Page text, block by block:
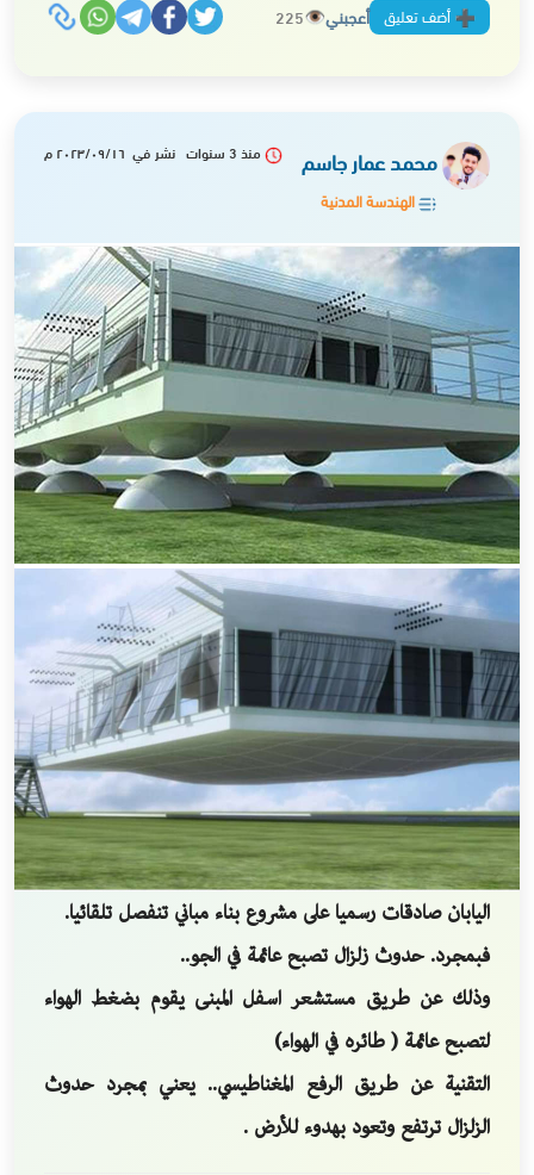
أضف تعليق أعجبني 225
محمد عمار جاسم
الهندسة المدنية
منذ 3 سنوات نشر في ٢٠٢٣/٠٩/١٦ م
اليابان صادقات رسميا على مشروع بناء مباني تنفصل تلقائيا.
فبمجرد. حدوث زلزال تصبح عائمة في الجو..
وذلك عن طريق مستشعر اسفل المبنى يقوم بضغط الهواء
لتصبح عائمة ( طائره في الهواء)
التقنية عن طريق الرفع المغناطيسي.. يعني بمجرد حدوث
الزلزال ترتفع وتعود بهدوء للأرض .